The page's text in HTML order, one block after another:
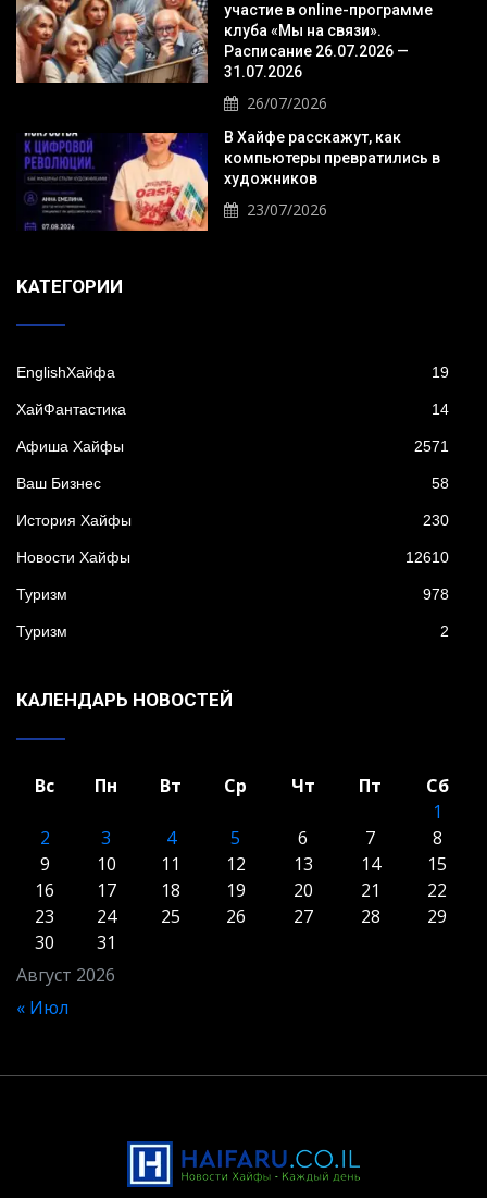
участие в online-программе
клуба «Мы на связи».
Расписание 26.07.2026 —
31.07.2026
26/07/2026
В Хайфе расскажут, как
компьютеры превратились в
художников
23/07/2026
KАТЕГОРИИ
EnglishХайфа 19
XайФантастика 14
Афиша Хайфы 2571
Ваш Бизнес 58
История Хайфы 230
Новости Хайфы 12610
Туризм 978
Туризм 2
КАЛЕНДАРЬ НОВОСТЕЙ
Август 2026
Вс Пн Вт Ср Чт Пт
Сб
1
2
3 4 5 6 7
8
9
10 11 12 13 14
15
16
17 18 19 20 21
22
23
24 25 26 27 28
29
30
31
« Июл